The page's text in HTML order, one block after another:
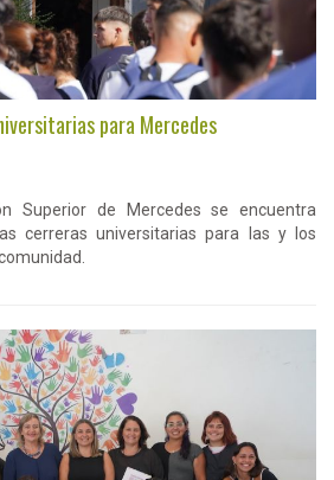
para Mercedes
Superior de Mercedes se encuentra
cerreras universitarias para las y los